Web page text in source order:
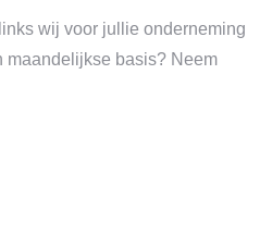
wij voor jullie onderneming
maandelijkse basis? Neem